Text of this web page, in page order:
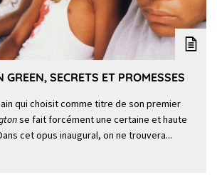
GREEN, SECRETS ET PROMESSES
qui choisit comme titre de son premier
se fait forcément une certaine et haute
cet opus inaugural, on ne trouvera...